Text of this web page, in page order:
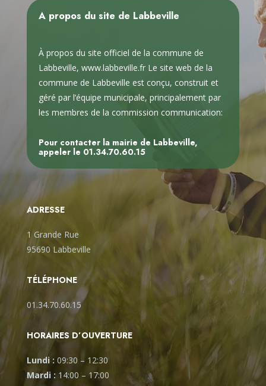
A propos du site de Labbeville
À propos du site officiel de la commune de
Labbeville, www.labbeville.fr Le site web de la
commune de Labbeville est conçu, construit et
géré par l’équipe municipale, principalement par
les membres de la commission communication:
Pour contacter la mairie de Labbeville,
appeler le 01.34.70.60.15
ADRESSE
1 Grande Rue
95690 Labbeville
TÉLÉPHONE
01.34.70.60.15
HORAIRES D’OUVERTURE
Lundi : 09:30 – 12:30
Mardi : 14:00 – 17:00